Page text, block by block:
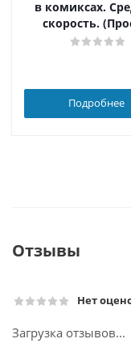
в комиксах.
скорость.
Подробнее
Отзывы
Нет
Загрузка отзывов...